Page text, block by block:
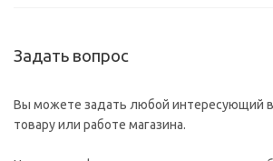
Задать вопрос
Вы можете задать любой интересующий
товару или работе магазина.